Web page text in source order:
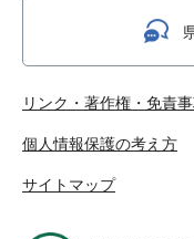
リンク・著作権・免責
個人情報保護の考え方
サイトマップ